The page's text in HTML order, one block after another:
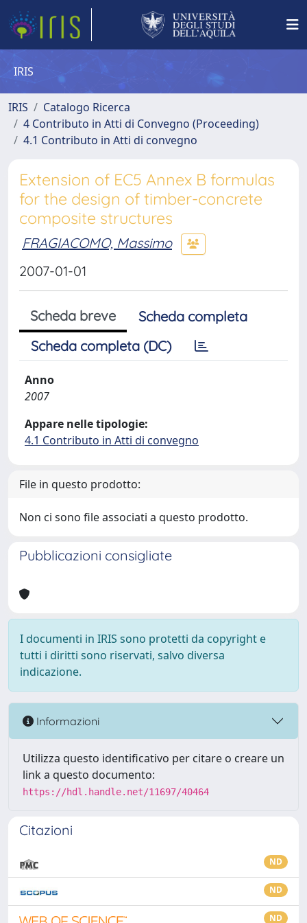
IRIS
IRIS
Catalogo Ricerca
4 Contributo in Atti di Convegno (Proceeding)
4.1 Contributo in Atti di convegno
Extension of EC5 Annex B formulas
for the design of timber-concrete
composite structures
FRAGIACOMO, Massimo
2007-01-01
Scheda breve
Scheda completa
Scheda completa (DC)
Anno
2007
Appare nelle tipologie:
4.1 Contributo in Atti di convegno
File in questo prodotto:
Non ci sono file associati a questo prodotto.
Pubblicazioni consigliate
I documenti in IRIS sono protetti da copyright e
tutti i diritti sono riservati, salvo diversa
indicazione.
Informazioni
Utilizza questo identificativo per citare o creare un
link a questo documento:
https://hdl.handle.net/11697/40464
Citazioni
ND
ND
ND